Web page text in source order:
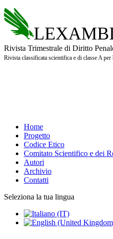
Rivista Trimestrale di Diritto
Rivista classificata scientifica e di classe A
Home
Progetto
Codice Etico
Comitato Scientifico e dei
Autori
Archivio
Contatti
Seleziona la tua lingua